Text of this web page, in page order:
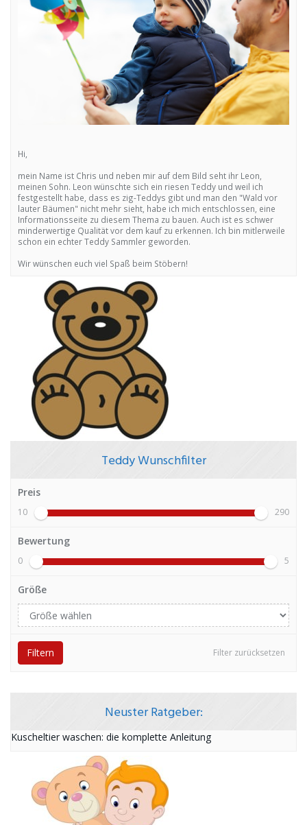
Hi,
mein Name ist Chris und neben mir auf dem Bild seht ihr Leon,
meinen Sohn. Leon wünschte sich ein riesen Teddy und weil ich
festgestellt habe, dass es zig-Teddys gibt und man den "Wald vor
lauter Bäumen" nicht mehr sieht, habe ich mich entschlossen, eine
Informationsseite zu diesem Thema zu bauen. Auch ist es schwer
minderwertige Qualität vor dem kauf zu erkennen. Ich bin mitlerweile
schon ein echter Teddy Sammler geworden.
Wir wünschen euch viel Spaß beim Stöbern!
Teddy Wunschfilter
Preis
10 290
Bewertung
0 5
Größe
Filter zurücksetzen
Filtern
Neuster Ratgeber:
Kuscheltier waschen: die komplette Anleitung